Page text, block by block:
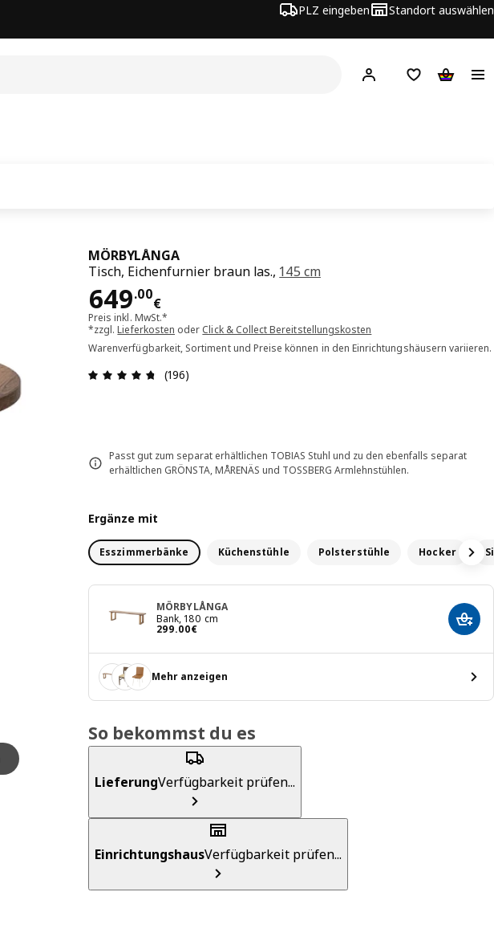
PLZ eingeben Standort auswählen
Hej! Hier einloggen
Merkzettel
MÖRBYLÅNGA
Tisch, Eichenfurnier braun las., 145 cm
649.00
€
Preis 649.00€
Preis inkl. MwSt.*
*zzgl.Lieferkosten oder Click & Collect Bereitstellungskosten
Warenverfügbarkeit, Sortiment und Preise können in den Einrichtungshäusern variieren.
Bewertung: 4.7 von 5 Sterne Alle Bewertungen: 196
(196)
Passt gut zum separat erhältlichen TOBIAS Stuhl und zu den ebenfalls separat
erhältlichen GRÖNSTA, MÅRENÄS und TOSSBERG Armlehnstühlen.
Ergänze mit
Esszimmerbänke Küchenstühle Polsterstühle Hocker
MÖRBYLÅNGA
Bank, 180 cm
299.00€
Preis 299.00€ In
Mehr anzeigen
So bekommst du es
LieferungVerfügbarkeit prüfen...
EinrichtungshausVerfügbarkeit prüfen...